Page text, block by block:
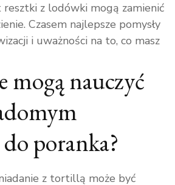
z lodówki mogą zamienić
Czasem najlepsze pomysły
i uważności na to, co masz
nauczyć
poranka?
z tortillą może być